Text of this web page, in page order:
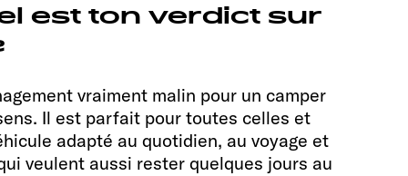
est ton verdict sur
vraiment malin pour un camper
Il est parfait pour toutes celles et
adapté au quotidien, au voyage et
veulent aussi rester quelques jours au